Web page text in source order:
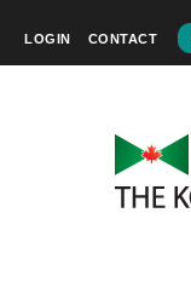
LOGIN CONTACT